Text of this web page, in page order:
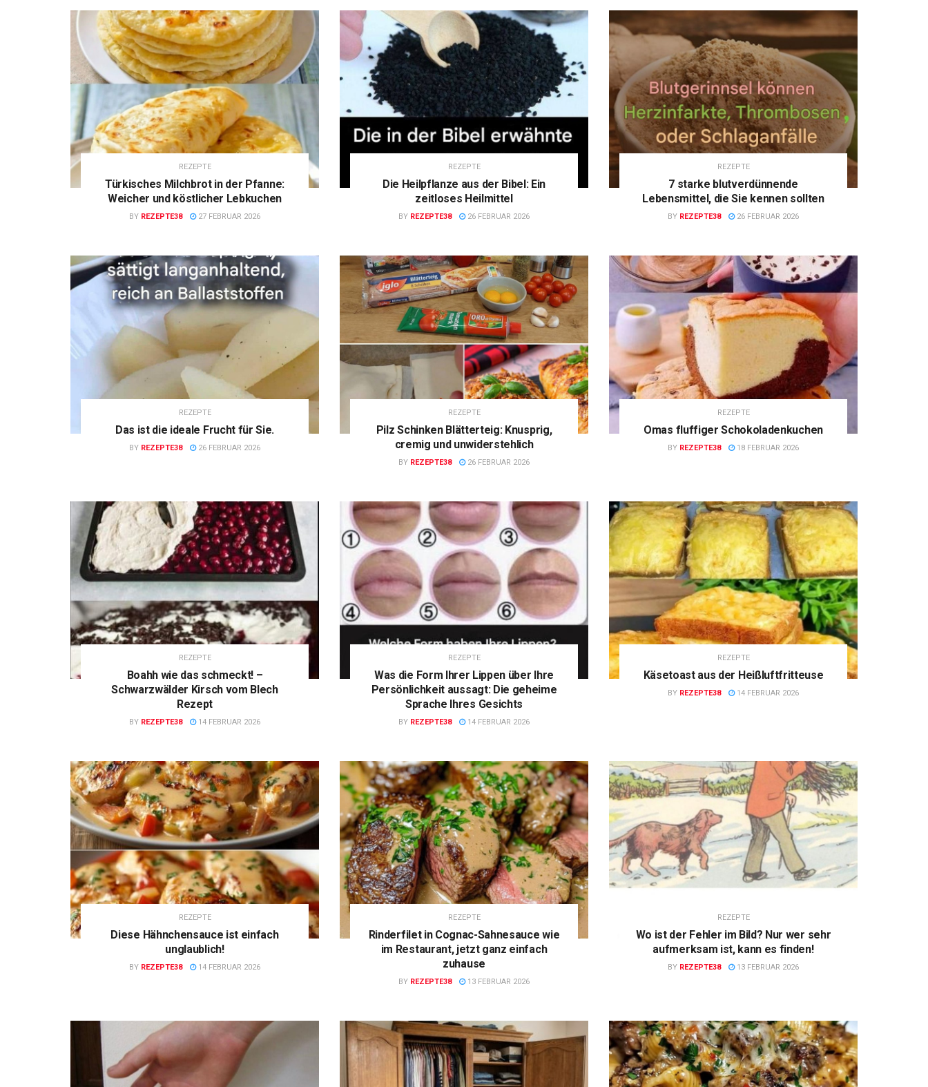
REZEPTE
Türkisches Milchbrot in der Pfanne:
Weicher und köstlicher Lebkuchen
BY REZEPTE38 27 FEBRUAR 2026
REZEPTE
Die Heilpflanze aus der Bibel: Ein
zeitloses Heilmittel
BY REZEPTE38 26 FEBRUAR 2026
REZEPTE
7 starke blutverdünnende
Lebensmittel, die Sie kennen sollten
BY REZEPTE38 26 FEBRUAR 2026
REZEPTE
Das ist die ideale Frucht für Sie.
BY REZEPTE38 26 FEBRUAR 2026
REZEPTE
Pilz Schinken Blätterteig: Knusprig,
cremig und unwiderstehlich
BY REZEPTE38 26 FEBRUAR 2026
REZEPTE
Omas fluffiger Schokoladenkuchen
BY REZEPTE38 18 FEBRUAR 2026
REZEPTE
Boahh wie das schmeckt! –
Schwarzwälder Kirsch vom Blech
Rezept
BY REZEPTE38 14 FEBRUAR 2026
REZEPTE
Was die Form Ihrer Lippen über Ihre
Persönlichkeit aussagt: Die geheime
Sprache Ihres Gesichts
BY REZEPTE38 14 FEBRUAR 2026
REZEPTE
Käsetoast aus der Heißluftfritteuse
BY REZEPTE38 14 FEBRUAR 2026
REZEPTE
Diese Hähnchensauce ist einfach
unglaublich!
BY REZEPTE38 14 FEBRUAR 2026
REZEPTE
Rinderfilet in Cognac-Sahnesauce wie
im Restaurant, jetzt ganz einfach
zuhause
BY REZEPTE38 13 FEBRUAR 2026
REZEPTE
Wo ist der Fehler im Bild? Nur wer sehr
aufmerksam ist, kann es finden!
BY REZEPTE38 13 FEBRUAR 2026